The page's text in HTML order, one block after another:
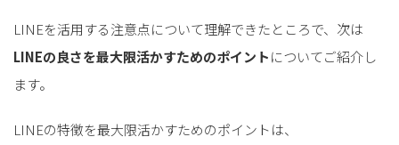
LINEを活用する注意点について理解できたところで、次は
LINEの良さを最大限活かすためのポイントについてご紹介し
ます。
LINEの特徴を最大限活かすためのポイントは、